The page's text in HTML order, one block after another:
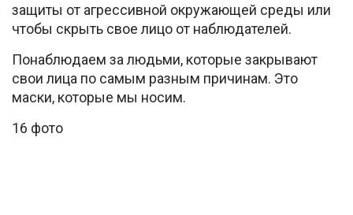
защиты от агрессивной окружающей среды или
чтобы скрыть свое лицо от наблюдателей.
Понаблюдаем за людьми, которые закрывают
свои лица по самым разным причинам. Это
маски, которые мы носим.
16 фото